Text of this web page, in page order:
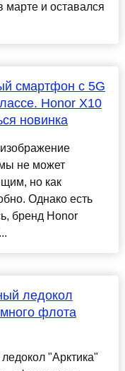
марте и оставался
смартфон с 5G
Honor X10
новинка
не может
но как
Однако есть
бренд Honor
ледокол
флота
"Арктика"